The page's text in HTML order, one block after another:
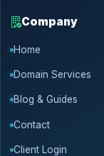
Company
Home
Domain Services
Blog & Guides
Contact
Client Login